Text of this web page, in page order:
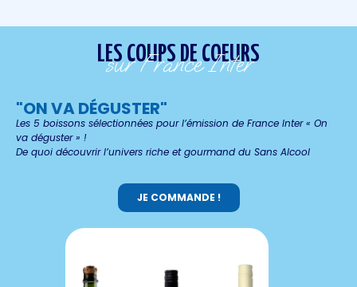
LES COUPS DE COEURS
sur France Inter
"ON VA DÉGUSTER"
Les 5 boissons sélectionnées pour l’émission de France Inter « On
va déguster » !
De quoi découvrir l’univers riche et gourmand du Sans Alcool
JE COMMANDE !